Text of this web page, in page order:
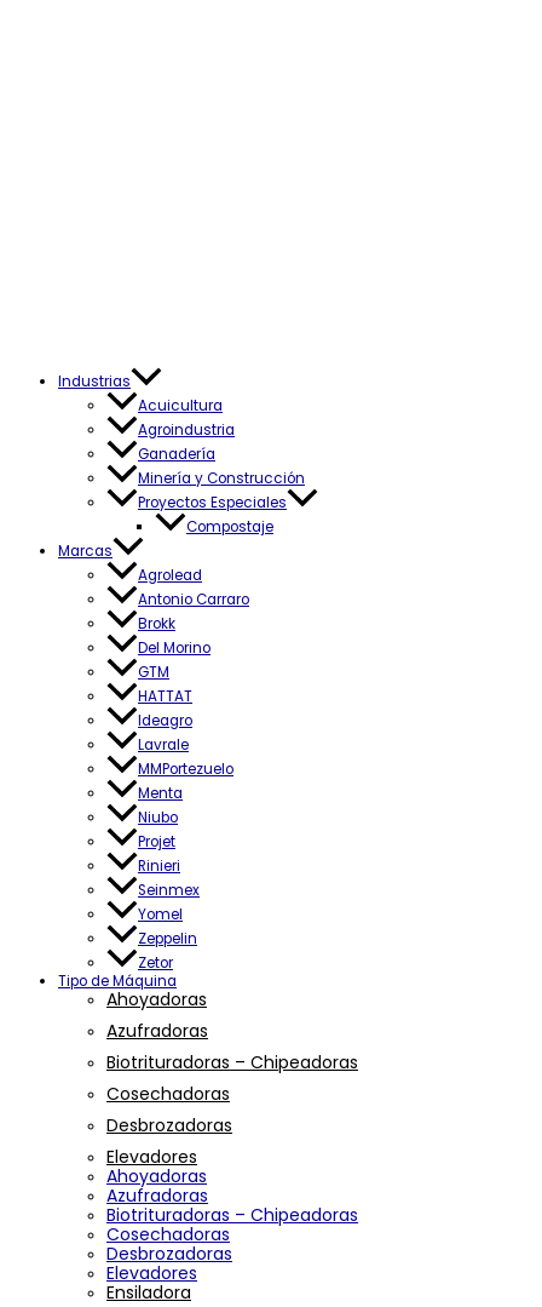
Industrias
Acuicultura
Agroindustria
Ganadería
Minería y Construcción
Proyectos Especiales
Compostaje
Marcas
Agrolead
Antonio Carraro
Brokk
Del Morino
GTM
HATTAT
Ideagro
Lavrale
MMPortezuelo
Menta
Niubo
Projet
Rinieri
Seinmex
Yomel
Zeppelin
Zetor
Tipo de Máquina
Ahoyadoras
Azufradoras
Biotrituradoras – Chipeadoras
Cosechadoras
Desbrozadoras
Elevadores
Ahoyadoras
Azufradoras
Biotrituradoras – Chipeadoras
Cosechadoras
Desbrozadoras
Elevadores
Ensiladora